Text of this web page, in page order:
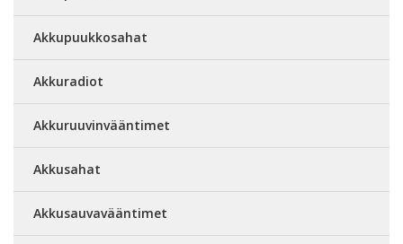
Akkupuukkosahat
Akkuradiot
Akkuruuvinvääntimet
Akkusahat
Akkusauvavääntimet